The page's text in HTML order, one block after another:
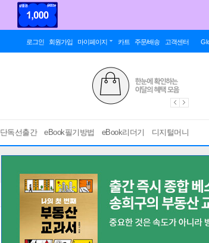
로그인 회원가입 마이페이지 카트 주문/배송 고객센터
단독선출간 eBook필기방법 eBook리더기 디지털머니